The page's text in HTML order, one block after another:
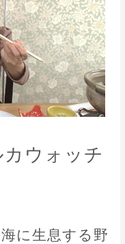
ウォッチ
に生息する野